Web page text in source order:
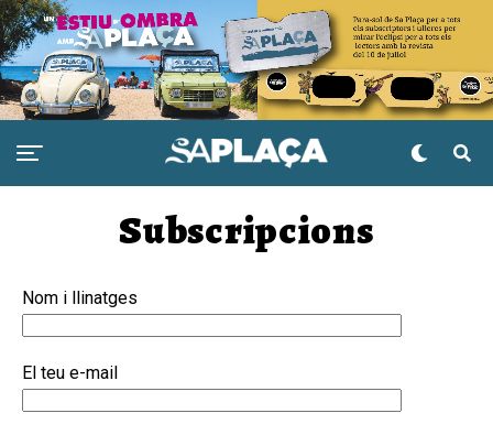
Subscripcions
Nom i llinatges
El teu e-mail